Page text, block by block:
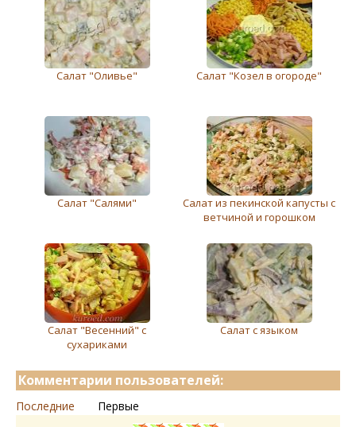
Салат "Оливьe" Салат "Козел в огороде"
Салат "Салями"
Салат из пекинской капусты с
ветчиной и горошком
Салат "Весенний" с
сухариками
Салат с языком
Комментарии пользователей:
Последние Первые